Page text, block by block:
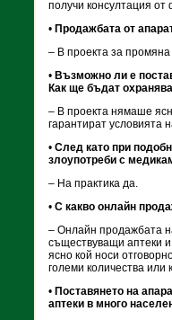
получи консултация
• Продажбата от
– В проекта за
• Възможно ли е
Как ще бъдат
– В проекта нямаше
гарантират условията
• След като при
злоупотреби с
– На практика да.
• С какво онлайн
– Онлайн продажбата
съществуващи аптеки
ясно кой носи
големи количества
• Поставянето на
аптеки в много